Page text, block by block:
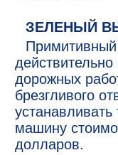
ЗЕЛЕНЫЙ
дорожных
брезгливого
машину
долларов.